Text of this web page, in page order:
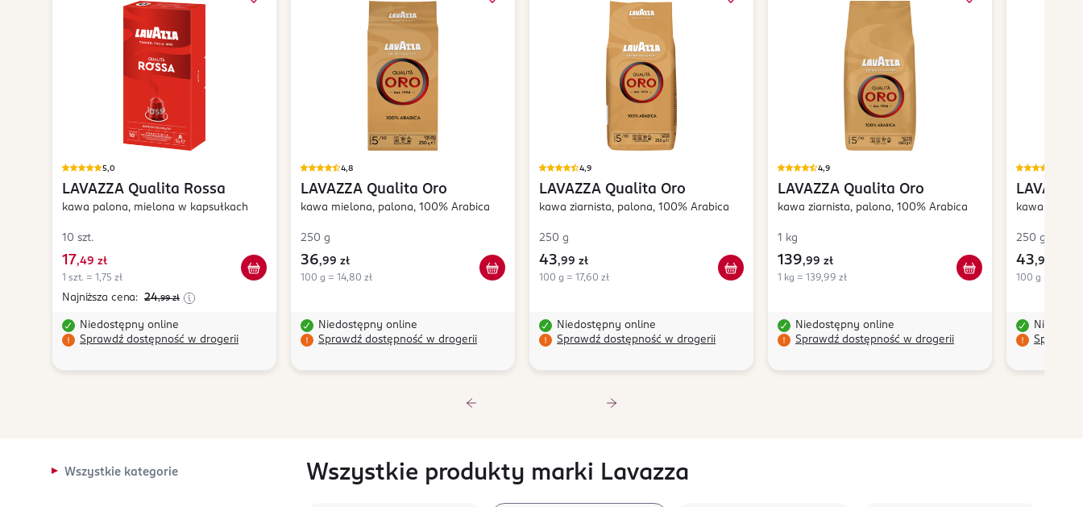
5,0
LAVAZZA Qualita Rossa
kawa palona, mielona w kapsułkach
10 szt.
17,49 zł
1 szt. = 1,75 zł
Najniższa cena: 24,99 zł
Niedostępny online
Sprawdź dostępność w drogerii
4,8
LAVAZZA Qualita Oro
kawa mielona, palona, 100% Arabica
250 g
36,99 zł
100 g = 14,80 zł
Niedostępny online
Sprawdź dostępność w drogerii
4,9
LAVAZZA Qualita Oro
kawa ziarnista, palona, 100% Arabica
250 g
43,99 zł
100 g = 17,60 zł
Niedostępny online
Sprawdź dostępność w drogerii
4,9
LAVAZZA Qualita Oro
kawa ziarnista, palona, 100% Arabica
1 kg
139,99 zł
1 kg = 139,99 zł
Niedostępny online
Sprawdź dostępność w drogerii
LAVAZZA
kawa
250 g
43,99 zł
100 g = 17,60
Sprawdź
Wszystkie kategorie Wszystkie produkty marki Lavazza